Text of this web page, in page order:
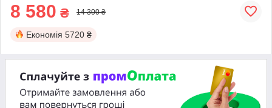
8 580 ₴ 14 300 ₴
Економія 5720 ₴